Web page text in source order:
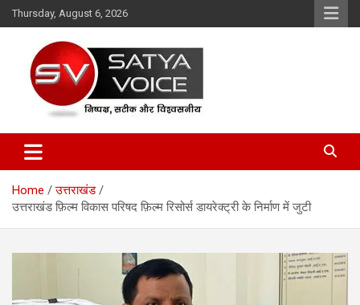
Skip
to
Thursday, August 6, 2026
Satya Voice
Home
उत्तराखंड
उत्तराखंड फ़िल्म विकास परिषद फ़िल्म रिसोर्स डायरेक्ट्री के निर्माण में जुटी